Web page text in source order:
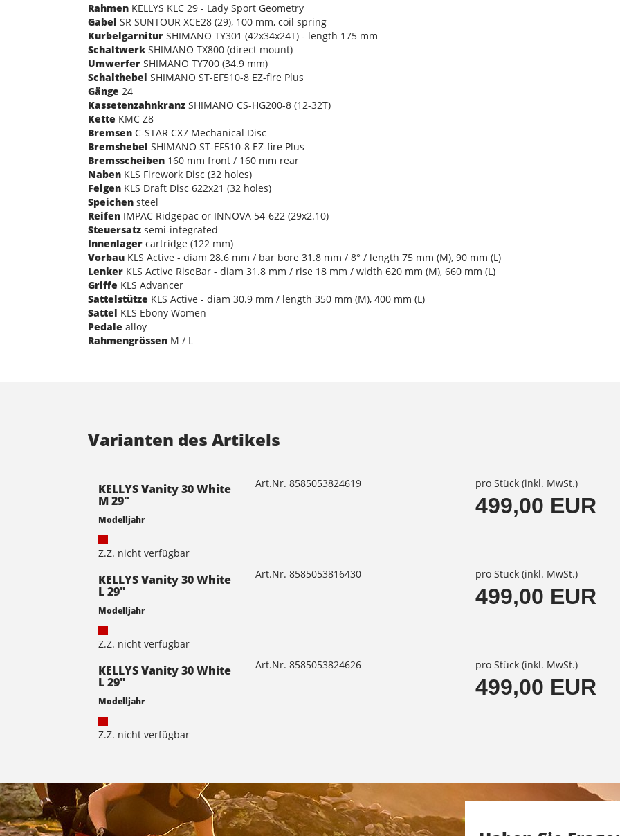
Rahmen KELLYS KLC 29 - Lady Sport Geometry
Gabel SR SUNTOUR XCE28 (29), 100 mm, coil spring
Kurbelgarnitur SHIMANO TY301 (42x34x24T) - length 175 mm
Schaltwerk SHIMANO TX800 (direct mount)
Umwerfer SHIMANO TY700 (34.9 mm)
Schalthebel SHIMANO ST-EF510-8 EZ-fire Plus
Gänge 24
Kassetenzahnkranz SHIMANO CS-HG200-8 (12-32T)
Kette KMC Z8
Bremsen C-STAR CX7 Mechanical Disc
Bremshebel SHIMANO ST-EF510-8 EZ-fire Plus
Bremsscheiben 160 mm front / 160 mm rear
Naben KLS Firework Disc (32 holes)
Felgen KLS Draft Disc 622x21 (32 holes)
Speichen steel
Reifen IMPAC Ridgepac or INNOVA 54-622 (29x2.10)
Steuersatz semi-integrated
Innenlager cartridge (122 mm)
Vorbau KLS Active - diam 28.6 mm / bar bore 31.8 mm / 8° / length 75 mm (M), 90 mm (L)
Lenker KLS Active RiseBar - diam 31.8 mm / rise 18 mm / width 620 mm (M), 660 mm (L)
Griffe KLS Advancer
Sattelstütze KLS Active - diam 30.9 mm / length 350 mm (M), 400 mm (L)
Sattel KLS Ebony Women
Pedale alloy
Rahmengrössen M / L
Varianten des Artikels
KELLYS Vanity 30 White
M 29"
Modelljahr
Z.Z. nicht verfügbar
Art.Nr. 8585053824619 pro Stück (inkl. MwSt.)
499,00 EUR
KELLYS Vanity 30 White
L 29"
Modelljahr
Z.Z. nicht verfügbar
Art.Nr. 8585053816430 pro Stück (inkl. MwSt.)
499,00 EUR
KELLYS Vanity 30 White
L 29"
Modelljahr
Z.Z. nicht verfügbar
Art.Nr. 8585053824626 pro Stück (inkl. MwSt.)
499,00 EUR